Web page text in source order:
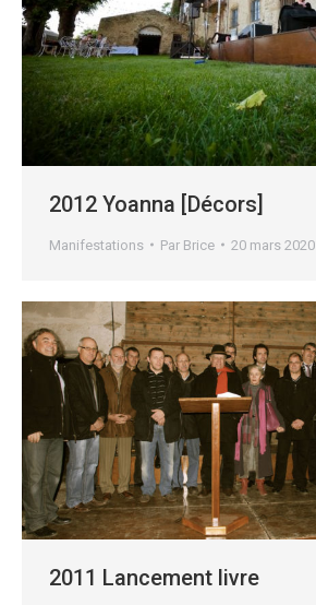
2012 Yoanna [Décors]
Manifestations Par Brice 20 mars 2020
2011 Lancement livre